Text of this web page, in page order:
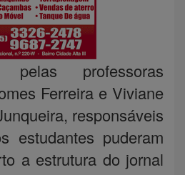
pelas professoras
Ferreira e Viviane
responsáveis
estudantes puderam
a estrutura do jornal